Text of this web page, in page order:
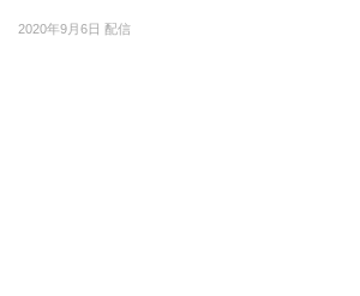
2020年9月6日 配信